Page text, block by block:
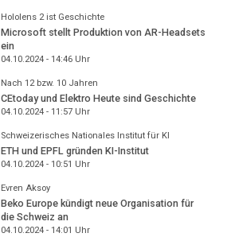
Hololens 2 ist Geschichte
Microsoft stellt Produktion von AR-Headsets
ein
04.10.2024 - 14:46Uhr
Nach 12 bzw. 10 Jahren
CEtoday und Elektro Heute sind Geschichte
04.10.2024 - 11:57Uhr
Schweizerisches Nationales Institut für KI
ETH und EPFL gründen KI-Institut
04.10.2024 - 10:51 Uhr
Evren Aksoy
Beko Europe kündigt neue Organisation für
die Schweiz an
04.10.2024 - 14:01 Uhr